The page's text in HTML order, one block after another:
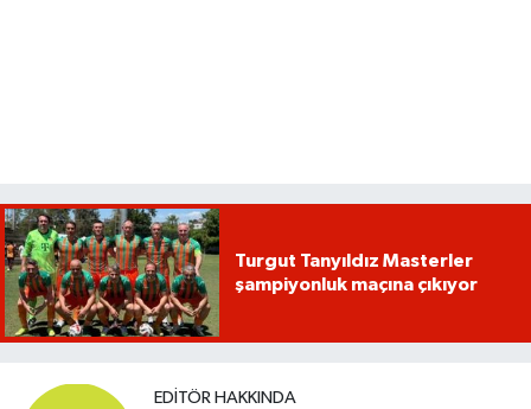
Turgut Tanyıldız Masterler
şampiyonluk maçına çıkıyor
EDITÖR HAKKINDA